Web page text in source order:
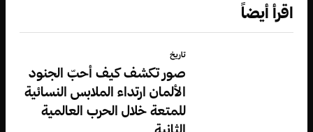
اقرأ أيضاً
تاريخ
صور تكشف كيف أحبّ الجنود
الألمان ارتداء الملابس النسائية
للمتعة خلال الحرب العالمية